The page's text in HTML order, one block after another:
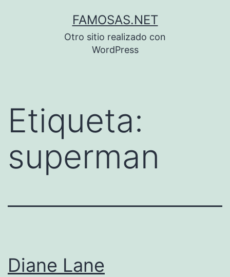
FAMOSAS.NET
Otro sitio realizado con
WordPress
Etiqueta:
superman
Diane Lane